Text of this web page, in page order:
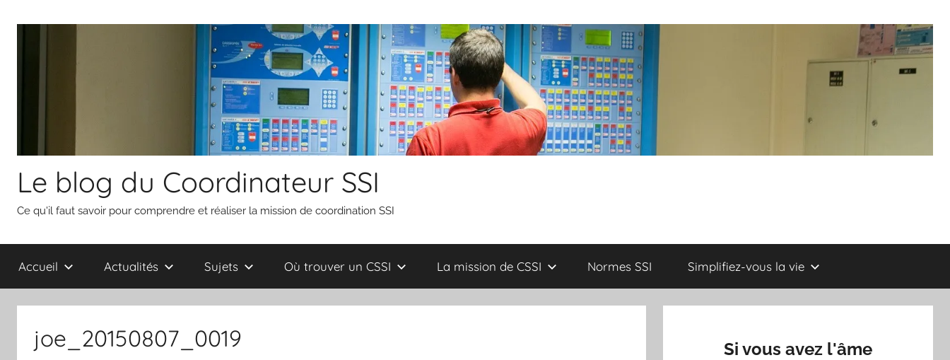
Le blog du Coordinateur SSI
Ce qu'il faut savoir pour comprendre et réaliser la mission de coordination SSI
Accueil Actualités Sujets Où trouver un CSSI La mission de CSSI Normes SSI Simplifiez-vous la vie
joe_20150807_0019
Si vous avez l'âme